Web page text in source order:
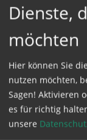
Produkt
Bitte melden
und Passwort
Dienste,
möchten
Hier können Sie
nutzen möchten,
Sagen! Aktivieren
es für richtig
unsere